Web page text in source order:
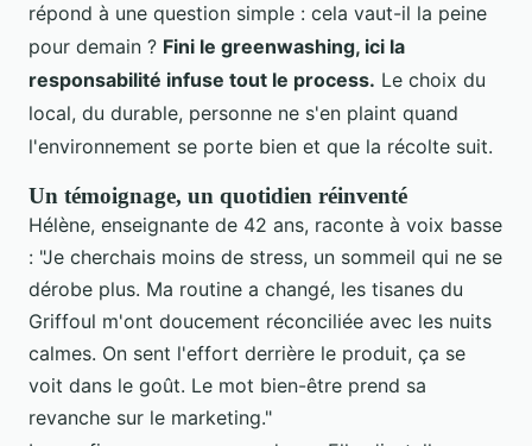
répond à une question simple : cela vaut-il la peine
pour demain ? Fini le greenwashing, ici la
responsabilité infuse tout le process. Le choix du
local, du durable, personne ne s'en plaint quand
l'environnement se porte bien et que la récolte suit.
Un témoignage, un quotidien réinventé
Hélène, enseignante de 42 ans, raconte à voix basse
: "Je cherchais moins de stress, un sommeil qui ne se
dérobe plus. Ma routine a changé, les tisanes du
Griffoul m'ont doucement réconciliée avec les nuits
calmes. On sent l'effort derrière le produit, ça se
voit dans le goût. Le mot bien-être prend sa
revanche sur le marketing."